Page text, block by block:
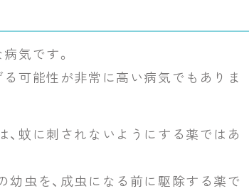
気です。
可能性が非常に高い病気でもありま
蚊に刺されないようにする薬ではあ
虫を、成虫になる前に駆除する薬で